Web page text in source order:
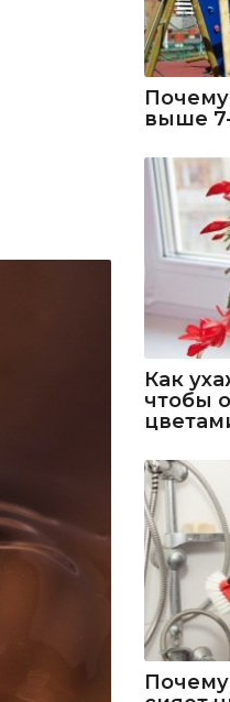
Почему
выше
Как
чтобы